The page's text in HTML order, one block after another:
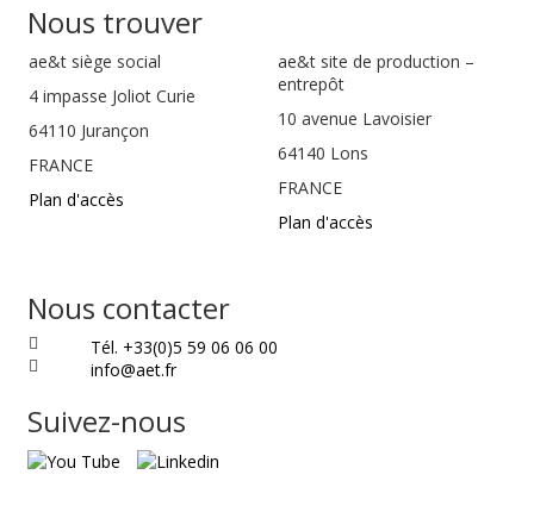
Nous trouver
ae&t siège social
4 impasse Joliot Curie
64110 Jurançon
FRANCE
Plan d'accès
ae&t site de production –
entrepôt
10 avenue Lavoisier
64140 Lons
FRANCE
Plan d'accès
Nous contacter
Tél. +33(0)5 59 06 06 00
info@aet.fr
Suivez-nous